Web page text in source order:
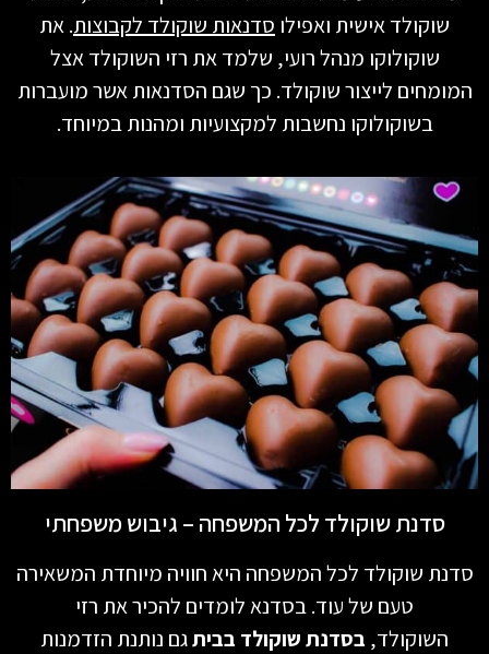
שוקולד אישית ואפילו סדנאות שוקולד לקבוצות. את
שוקולוקו מנהל רועי, שלמד את רזי השוקולד אצל
המומחים לייצור שוקולד. כך שגם הסדנאות אשר מועברות
בשוקולוקו נחשבות למקצועיות ומהנות במיוחד.
סדנת שוקולד לכל המשפחה – גיבוש משפחתי
סדנת שוקולד לכל המשפחה היא חוויה מיוחדת המשאירה
טעם של עוד. בסדנא לומדים להכיר את רזי
השוקולד, בסדנת שוקולד בביתגם נותנת הזדמנות